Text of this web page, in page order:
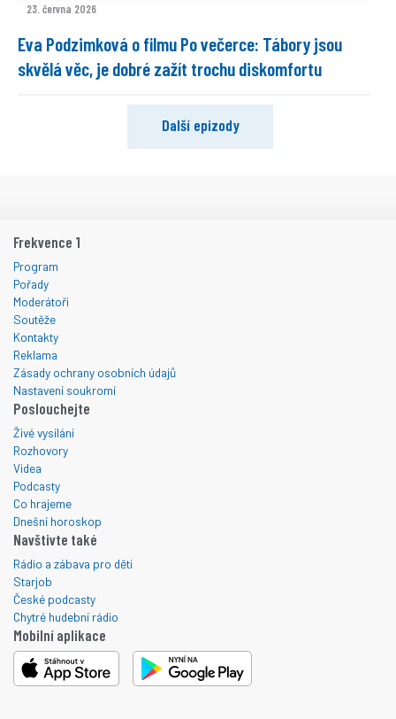
23. června 2026
Eva Podzimková o filmu Po večerce: Tábory jsou
skvělá věc, je dobré zažít trochu diskomfortu
Další epizody
Frekvence 1
Program
Pořady
Moderátoři
Soutěže
Kontakty
Reklama
Zásady ochrany osobních údajů
Nastavení soukromí
Poslouchejte
Živé vysílání
Rozhovory
Videa
Podcasty
Co hrajeme
Dnešní horoskop
Navštivte také
Rádio a zábava pro děti
Starjob
České podcasty
Chytré hudební rádio
Mobilní aplikace